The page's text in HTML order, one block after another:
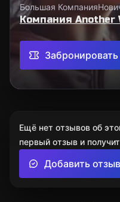
Большая Компания
Компания Another
Забронировать
Ещё нет отзывов об
первый отзыв и
Добавить отзыв